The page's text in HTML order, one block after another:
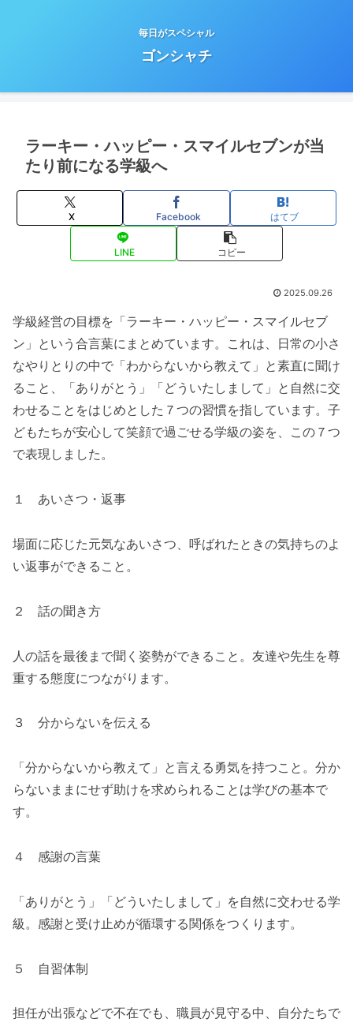
毎日がスペシャル
ゴンシャチ
ラーキー・ハッピー・スマイルセブンが当
たり前になる学級へ
X Facebook はてブ
LINE コピー
2025.09.26
学級経営の目標を「ラーキー・ハッピー・スマイルセブ
ン」という合言葉にまとめています。これは、日常の小さ
なやりとりの中で「わからないから教えて」と素直に聞け
ること、「ありがとう」「どういたしまして」と自然に交
わせることをはじめとした７つの習慣を指しています。子
どもたちが安心して笑顔で過ごせる学級の姿を、この７つ
で表現しました。
１ あいさつ・返事
場面に応じた元気なあいさつ、呼ばれたときの気持ちのよ
い返事ができること。
２ 話の聞き方
人の話を最後まで聞く姿勢ができること。友達や先生を尊
重する態度につながります。
３ 分からないを伝える
「分からないから教えて」と言える勇気を持つこと。分か
らないままにせず助けを求められることは学びの基本で
す。
４ 感謝の言葉
「ありがとう」「どういたしまして」を自然に交わせる学
級。感謝と受け止めが循環する関係をつくります。
５ 自習体制
担任が出張などで不在でも、職員が見守る中、自分たちで